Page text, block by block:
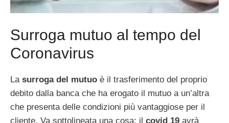
Surroga mutuo al tempo del
Coronavirus
La surroga del mutuo è il trasferimento del proprio
debito dalla banca che ha erogato il mutuo a un’altra
che presenta delle condizioni più vantaggiose per il
cliente. Va sottolineata una cosa: il covid 19 avrà